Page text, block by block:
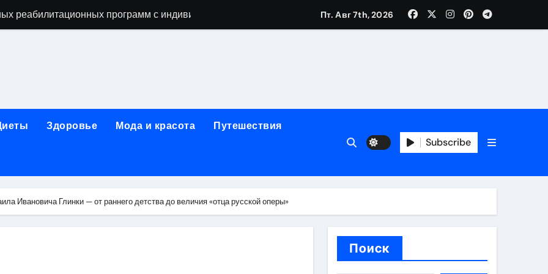
реабилитационных программ с индивидуальным подходом
обращения при острой боли в почках и задержке мочеиспускания
гипноз, вшивание, двойной блок, анонимность и долгосрочная защита
за 5 минут без верификации и без участия банков с пополнением в USDT
Пт. Авг 7th, 2026
Здоровье Мода и красота Путешествия
Subscribe
Ивановича Глинки — от раннего детства до величия «отца русской оперы»
Поиск